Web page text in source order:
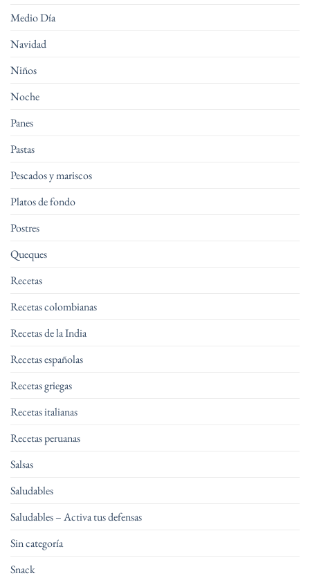
Medio Día
Navidad
Niños
Noche
Panes
Pastas
Pescados y mariscos
Platos de fondo
Postres
Queques
Recetas
Recetas colombianas
Recetas de la India
Recetas españolas
Recetas griegas
Recetas italianas
Recetas peruanas
Salsas
Saludables
Saludables – Activa tus defensas
Sin categoría
Snack